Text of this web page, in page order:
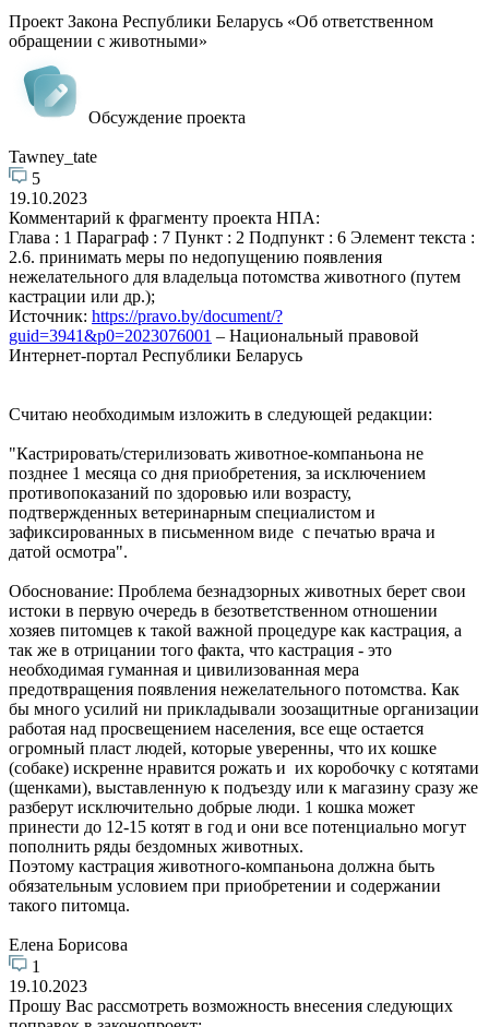
Проект Закона Республики Беларусь «Об ответственном
обращении с животными»
Обсуждение проекта
Tawney_tate
5
19.10.2023
Комментарий к фрагменту проекта НПА:
Глава : 1 Параграф : 7 Пункт : 2 Подпункт : 6 Элемент текста :
2.6. принимать меры по недопущению появления
нежелательного для владельца потомства животного (путем
кастрации или др.);
Источник: https://pravo.by/document/?
guid=3941&p0=2023076001 – Национальный правовой
Интернет-портал Республики Беларусь
Считаю необходимым изложить в следующей редакции:
"Кастрировать/стерилизовать животное-компаньона не
позднее 1 месяца со дня приобретения, за исключением
противопоказаний по здоровью или возрасту,
подтвержденных ветеринарным специалистом и
зафиксированных в письменном виде с печатью врача и
датой осмотра".
Обоснование: Проблема безнадзорных животных берет свои
истоки в первую очередь в безответственном отношении
хозяев питомцев к такой важной процедуре как кастрация, а
так же в отрицании того факта, что кастрация - это
необходимая гуманная и цивилизованная мера
предотвращения появления нежелательного потомства. Как
бы много усилий ни прикладывали зоозащитные организации
работая над просвещением населения, все еще остается
огромный пласт людей, которые уверенны, что их кошке
(собаке) искренне нравится рожать и их коробочку с котятами
(щенками), выставленную к подъезду или к магазину сразу же
разберут исключительно добрые люди. 1 кошка может
принести до 12-15 котят в год и они все потенциально могут
пополнить ряды бездомных животных.
Поэтому кастрация животного-компаньона должна быть
обязательным условием при приобретении и содержании
такого питомца.
Елена Борисова
1
19.10.2023
Прошу Вас рассмотреть возможность внесения следующих